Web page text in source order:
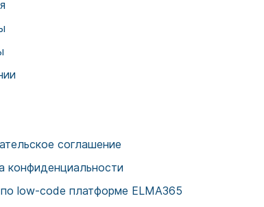
соглашение
конфиденциальности
по low-code платформе ELMA365